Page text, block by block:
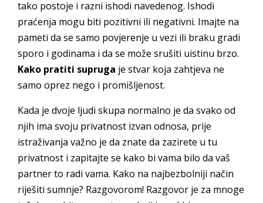
tako postoje i razni ishodi navedenog. Ishodi
praćenja mogu biti pozitivni ili negativni. Imajte na
pameti da se samo povjerenje u vezi ili braku gradi
sporo i godinama i da se može srušiti uistinu brzo.
Kako pratiti supruga je stvar koja zahtjeva ne
samo oprez nego i promišljenost.
Kada je dvoje ljudi skupa normalno je da svako od
njih ima svoju privatnost izvan odnosa, prije
istraživanja važno je da znate da zazirete u tu
privatnost i zapitajte se kako bi vama bilo da vaš
partner to radi vama. Kako na najbezbolniji način
riješiti sumnje? Razgovorom! Razgovor je za mnoge